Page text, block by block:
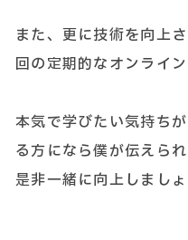
また、更に技術を向上
回の定期的なオンライ
本気で学びたい気持ち
る方になら僕が伝えら
是非一緒に向上しまし